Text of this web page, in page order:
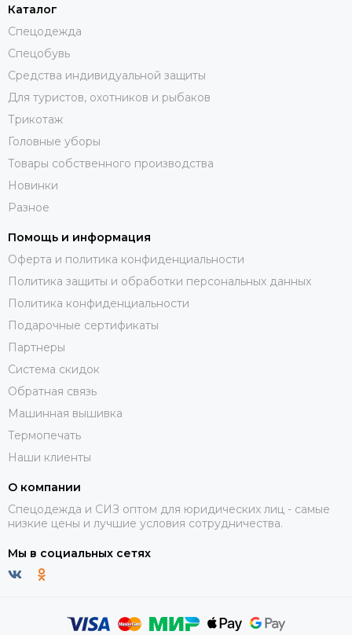
Каталог
Спецодежда
Спецобувь
Средства индивидуальной защиты
Для туристов, охотников и рыбаков
Трикотаж
Головные уборы
Товары собственного производства
Новинки
Разное
Помощь и информация
Оферта и политика конфиденциальности
Политика защиты и обработки персональных данных
Политика конфиденциальности
Подарочные сертификаты
Партнеры
Система скидок
Обратная связь
Машинная вышивка
Термопечать
Наши клиенты
О компании
Спецодежда и СИЗ оптом для юридических лиц - самые
низкие цены и лучшие условия сотрудничества.
Мы в социальных сетях